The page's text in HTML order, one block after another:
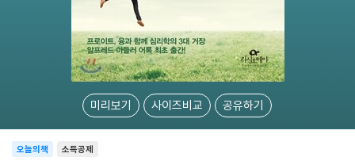
미리보기 사이즈비교 공유하기
소득공제
오늘의책